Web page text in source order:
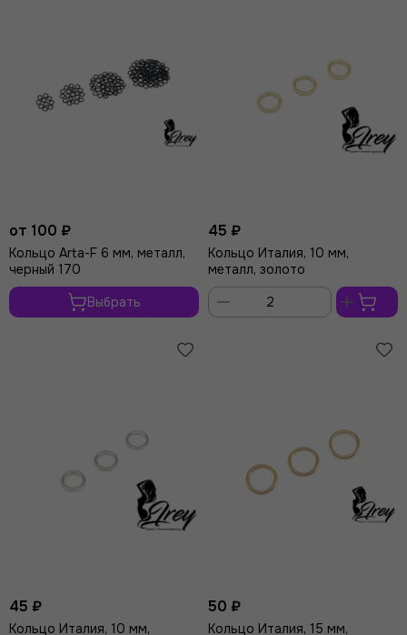
от 100 ₽
Кольцо Arta-F 6 мм, металл,
черный 170
Выбрать
45 ₽
Кольцо Италия, 10 мм,
металл, золото
корзину
45 ₽
Кольцо Италия, 10 мм,
50 ₽
Кольцо Италия, 15 мм,